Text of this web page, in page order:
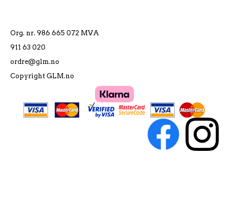
Org. nr. 986 665 072 MVA
911 63 020
ordre@glm.no
Copyright GLM.no